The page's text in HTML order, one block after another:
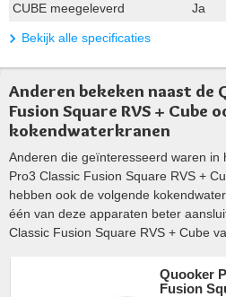
CUBE meegeleverd
Ja
Bekijk alle specificaties
Anderen bekeken naast de
Fusion Square RVS + Cube
kokendwaterkranen
Anderen die geïnteresseerd waren in
Pro3 Classic Fusion Square RVS +
hebben ook de volgende
één van deze apparaten beter
Classic Fusion Square RVS + Cube
Quooker
Fusion